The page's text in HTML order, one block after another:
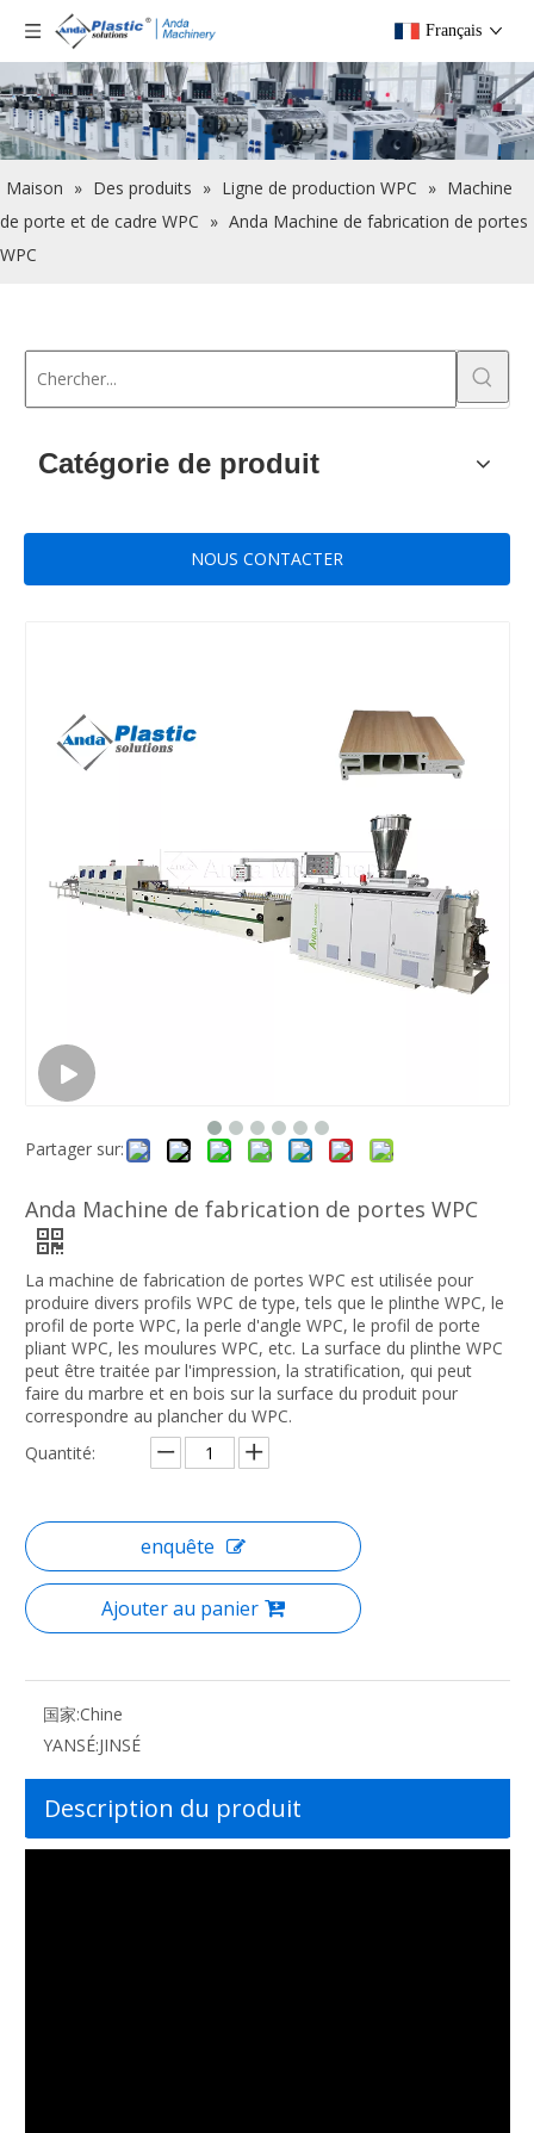
Français
Maison » Des produits » Ligne de production WPC » Machine
de porte et de cadre WPC » Anda Machine de fabrication de portes
WPC
Catégorie de produit
NOUS CONTACTER
Partager sur:
Anda Machine de fabrication de portes WPC
La machine de fabrication de portes WPC est utilisée pour
produire divers profils WPC de type, tels que le plinthe WPC, le
profil de porte WPC, la perle d'angle WPC, le profil de porte
pliant WPC, les moulures WPC, etc. La surface du plinthe WPC
peut être traitée par l'impression, la stratification, qui peut
faire du marbre et en bois sur la surface du produit pour
correspondre au plancher du WPC.
Quantité:
enquête
Ajouter au panier
国家:Chine
YANSÉ:JINSÉ
Description du produit